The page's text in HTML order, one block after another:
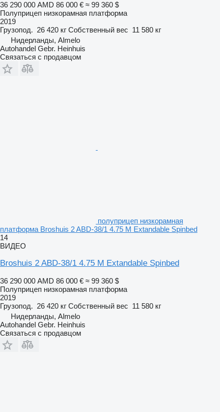
36 290 000 AMD 86 000 € ≈ 99 360 $
Полуприцеп низкорамная платформа
2019
Грузопод. 26 420 кг Собственный вес 11 580 кг
Нидерланды, Almelo
Autohandel Gebr. Heinhuis
Связаться с продавцом
полуприцеп низкорамная
платформа Broshuis 2 ABD-38/1 4.75 M Extandable Spinbed
14
ВИДЕО
Broshuis 2 ABD-38/1 4.75 M Extandable Spinbed
36 290 000 AMD 86 000 € ≈ 99 360 $
Полуприцеп низкорамная платформа
2019
Грузопод. 26 420 кг Собственный вес 11 580 кг
Нидерланды, Almelo
Autohandel Gebr. Heinhuis
Связаться с продавцом